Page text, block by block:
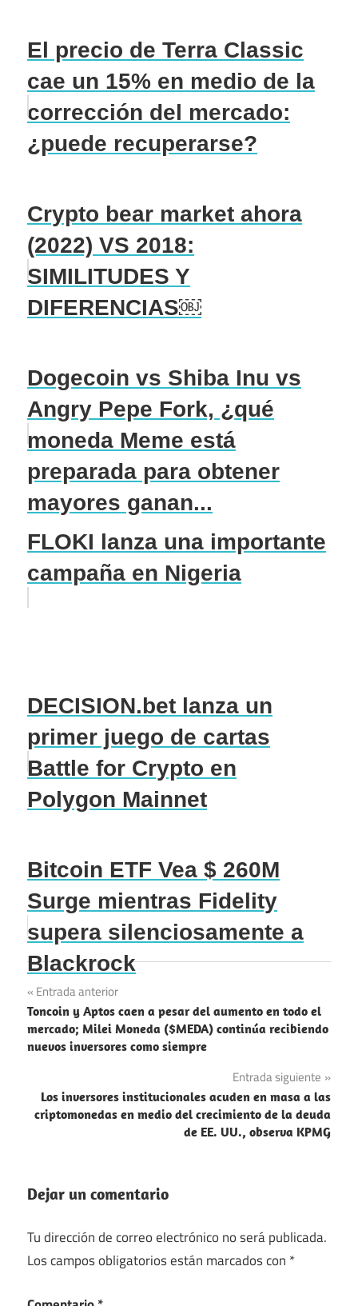
El precio de Terra Classic
cae un 15% en medio de la
corrección del mercado:
¿puede recuperarse?
Crypto bear market ahora
(2022) VS 2018:
SIMILITUDES Y
DIFERENCIAS￼
Dogecoin vs Shiba Inu vs
Angry Pepe Fork, ¿qué
moneda Meme está
preparada para obtener
mayores ganan...
FLOKI lanza una importante
campaña en Nigeria
DECISION.bet lanza un
primer juego de cartas
Battle for Crypto en
Polygon Mainnet
Bitcoin ETF Vea $ 260M
Surge mientras Fidelity
supera silenciosamente a
Blackrock
Navegación
de
entradas
Entrada anterior
Toncoin y Aptos caen a pesar del aumento en todo el
mercado; Milei Moneda ($MEDA) continúa recibiendo
nuevos inversores como siempre
Entrada siguiente
Los inversores institucionales acuden en masa a las
criptomonedas en medio del crecimiento de la deuda
de EE. UU., observa KPMG
Dejar un comentario
Tu dirección de correo electrónico no será publicada.
Los campos obligatorios están marcados con *